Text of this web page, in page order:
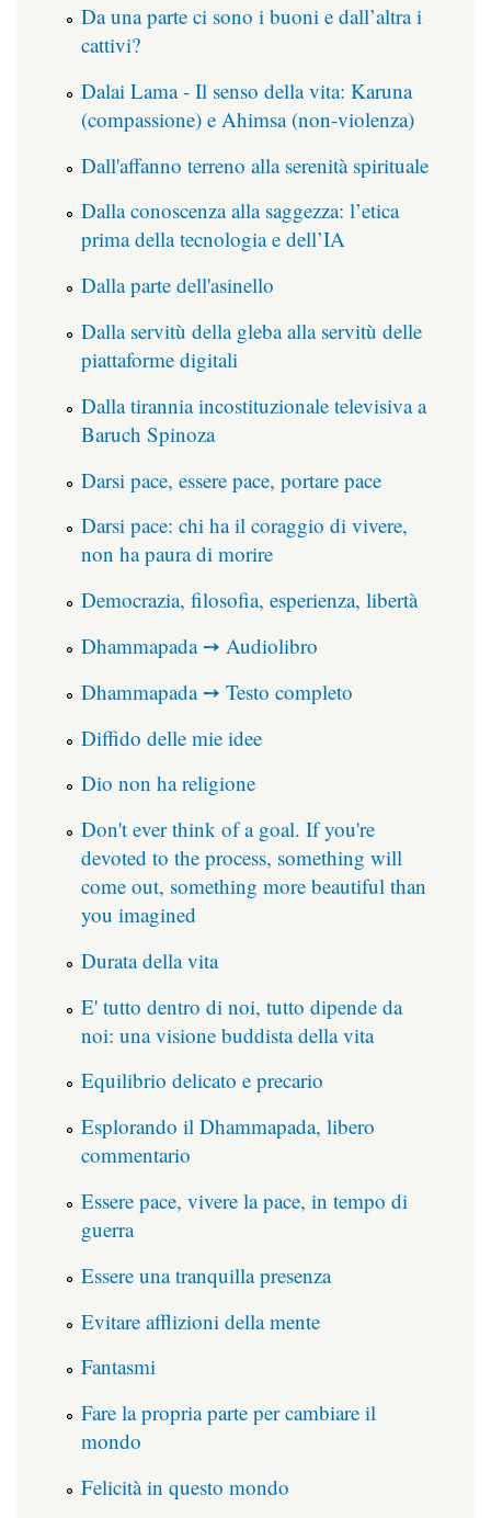
Da una parte ci sono i buoni e dall’altra i
cattivi?
Dalai Lama - Il senso della vita: Karuna
(compassione) e Ahimsa (non-violenza)
Dall'affanno terreno alla serenità spirituale
Dalla conoscenza alla saggezza: l’etica
prima della tecnologia e dell’IA
Dalla parte dell'asinello
Dalla servitù della gleba alla servitù delle
piattaforme digitali
Dalla tirannia incostituzionale televisiva a
Baruch Spinoza
Darsi pace, essere pace, portare pace
Darsi pace: chi ha il coraggio di vivere,
non ha paura di morire
Democrazia, filosofia, esperienza, libertà
Dhammapada ➙ Audiolibro
Dhammapada ➙ Testo completo
Diffido delle mie idee
Dio non ha religione
Don't ever think of a goal. If you're
devoted to the process, something will
come out, something more beautiful than
you imagined
Durata della vita
E' tutto dentro di noi, tutto dipende da
noi: una visione buddista della vita
Equilibrio delicato e precario
Esplorando il Dhammapada, libero
commentario
Essere pace, vivere la pace, in tempo di
guerra
Essere una tranquilla presenza
Evitare afflizioni della mente
Fantasmi
Fare la propria parte per cambiare il
mondo
Felicità in questo mondo